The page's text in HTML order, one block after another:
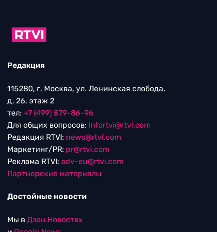
Редакция
115280, г. Москва, ул. Ленинская слобода,
д. 26, этаж 2
тел: +7 (499) 579-86-96
Для общих вопросов: Infortvi@rtvi.com
Редакция RTVI: news@rtvi.com
Маркетинг/PR: pr@rtvi.com
Реклама RTVI: adv-eu@rtvi.com
Партнерские материалы
Достойные новости
Мы в Дзен.Новостях